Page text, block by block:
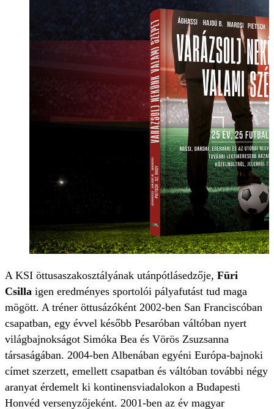
A KSI öttusaszakosztályának utánpótlásedzője, Füri
Csilla igen eredményes sportolói pályafutást tud maga
mögött. A tréner öttusázóként 2002-ben San Franciscóban
csapatban, egy évvel később Pesaróban váltóban nyert
világbajnokságot Simóka Bea és Vörös Zsuzsanna
társaságában. 2004-ben Albenában egyéni Európa-bajnoki
címet szerzett, emellett csapatban és váltóban további négy
aranyat érdemelt ki kontinensviadalokon a Budapesti
Honvéd versenyzőjeként. 2001-ben az év magyar